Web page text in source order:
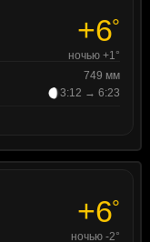
+6°
ночью +1°
749 мм
3:12 → 6:23
+6°
ночью -2°